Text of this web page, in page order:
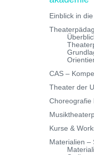
Einblick in
CAS –
Theater der
Choreografie
Kurse &
Materialien –